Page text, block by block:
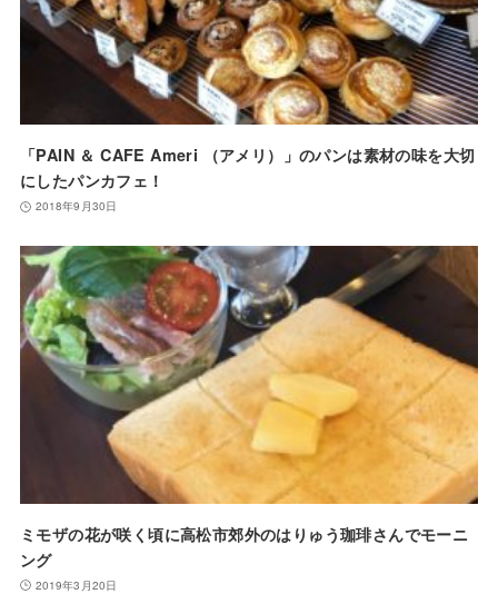
「PAIN ＆ CAFE Ameri （アメリ）」のパンは素材の味を大切
にしたパンカフェ！
2018年9月30日
ミモザの花が咲く頃に高松市郊外のはりゅう珈琲さんでモーニ
ング
2019年3月20日